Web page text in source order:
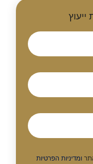
ומדיניות הפרטיות